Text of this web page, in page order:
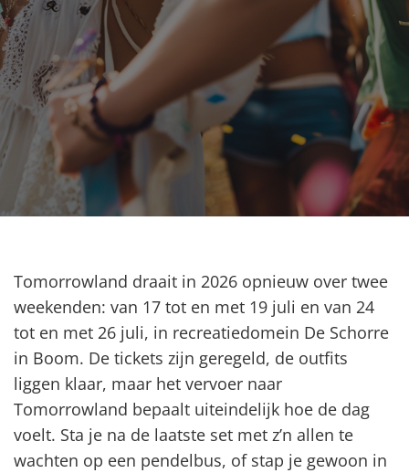
Tomorrowland draait in 2026 opnieuw over twee
weekenden: van 17 tot en met 19 juli en van 24
tot en met 26 juli, in recreatiedomein De Schorre
in Boom. De tickets zijn geregeld, de outfits
liggen klaar, maar het vervoer naar
Tomorrowland bepaalt uiteindelijk hoe de dag
voelt. Sta je na de laatste set met z’n allen te
wachten op een pendelbus, of stap je gewoon in